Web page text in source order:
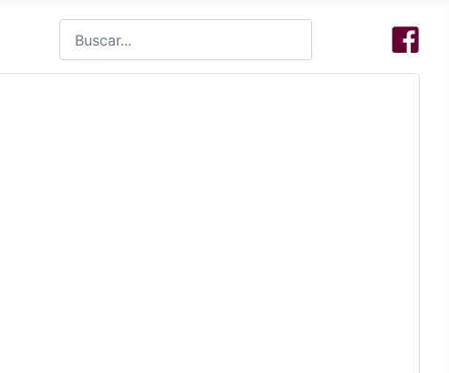
Type 2 or more characters for results.